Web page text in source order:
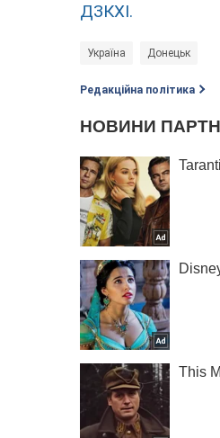
ДЗКХІ.
Україна Донецьк
Редакційна політика